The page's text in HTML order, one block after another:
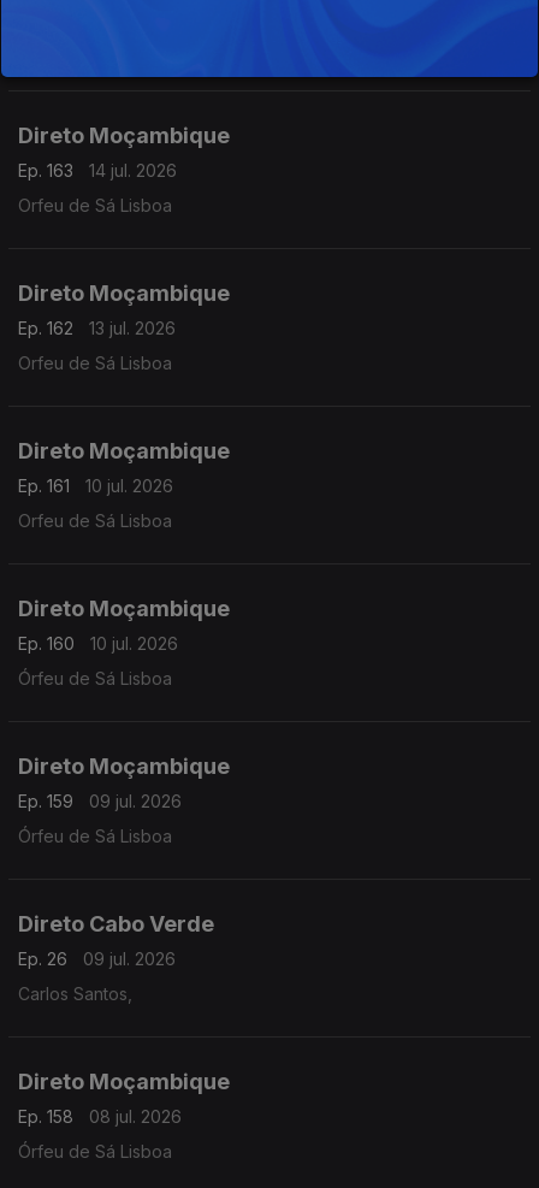
Direto Moçambique
Ep. 163
14 jul. 2026
Orfeu de Sá Lisboa
Direto Moçambique
Ep. 162
13 jul. 2026
Orfeu de Sá Lisboa
Direto Moçambique
Ep. 161
10 jul. 2026
Orfeu de Sá Lisboa
Direto Moçambique
Ep. 160
10 jul. 2026
Órfeu de Sá Lisboa
Direto Moçambique
Ep. 159
09 jul. 2026
Órfeu de Sá Lisboa
Direto Cabo Verde
Ep. 26
09 jul. 2026
Carlos Santos,
Direto Moçambique
Ep. 158
08 jul. 2026
Órfeu de Sá Lisboa